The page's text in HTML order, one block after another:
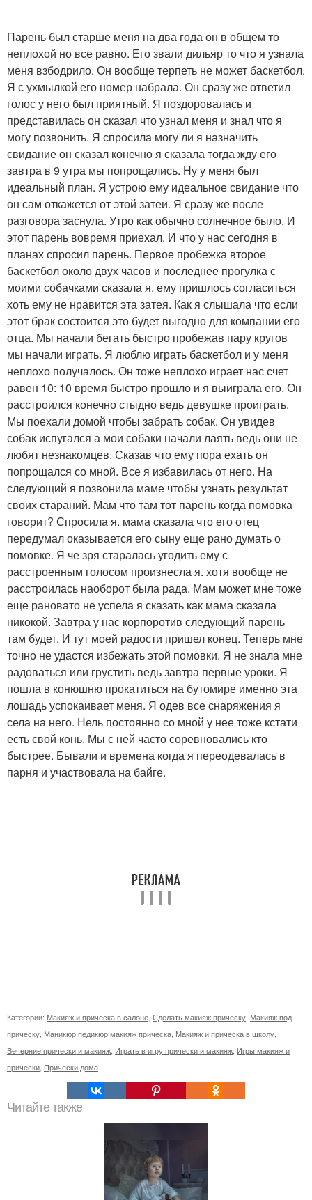
Парень был старше меня на два года он в общем то
неплохой но все равно. Его звали дильяр то что я узнала
меня взбодрило. Он вообще терпеть не может баскетбол.
Я с ухмылкой его номер набрала. Он сразу же ответил
голос у него был приятный. Я поздоровалась и
представилась он сказал что узнал меня и знал что я
могу позвонить. Я спросила могу ли я назначить
свидание он сказал конечно я сказала тогда жду его
завтра в 9 утра мы попрощались. Ну у меня был
идеальный план. Я устрою ему идеальное свидание что
он сам откажется от этой затеи. Я сразу же после
разговора заснула. Утро как обычно солнечное было. И
этот парень вовремя приехал. И что у нас сегодня в
планах спросил парень. Первое пробежка второе
баскетбол около двух часов и последнее прогулка с
моими собачками сказала я. ему пришлось согласиться
хоть ему не нравится эта затея. Как я слышала что если
этот брак состоится это будет выгодно для компании его
отца. Мы начали бегать быстро пробежав пару кругов
мы начали играть. Я люблю играть баскетбол и у меня
неплохо получалось. Он тоже неплохо играет нас счет
равен 10: 10 время быстро прошло и я выиграла его. Он
расстроился конечно стыдно ведь девушке проиграть.
Мы поехали домой чтобы забрать собак. Он увидев
собак испугался а мои собаки начали лаять ведь они не
любят незнакомцев. Сказав что ему пора ехать он
попрощался со мной. Все я избавилась от него. На
следующий я позвонила маме чтобы узнать результат
своих стараний. Мам что там тот парень когда помовка
говорит? Спросила я. мама сказала что его отец
передумал оказывается его сыну еще рано думать о
помовке. Я че зря старалась угодить ему с
расстроенным голосом произнесла я. хотя вообще не
расстроилась наоборот была рада. Мам может мне тоже
еще рановато не успела я сказать как мама сказала
никокой. Завтра у нас корпоротив следующий парень
там будет. И тут моей радости пришел конец. Теперь мне
точно не удастся избежать этой помовки. Я не знала мне
радоваться или грустить ведь завтра первые уроки. Я
пошла в конюшню прокатиться на бутомире именно эта
лошадь успокаивает меня. Я одев все снаряжения я
села на него. Нель постоянно со мной у нее тоже кстати
есть свой конь. Мы с ней часто соревновались кто
быстрее. Бывали и времена когда я переодевалась в
парня и участвовала на байге.
Категории: Макияж и прическа в салоне Сделать макияж прическу Макияж под
прическу Маникюр педикюр макияж прическа Макияж и прическа в школу
Вечерние прически и макияж Играть в игру прически и макияж Игры макияж и
прически Прически дома
Читайте также